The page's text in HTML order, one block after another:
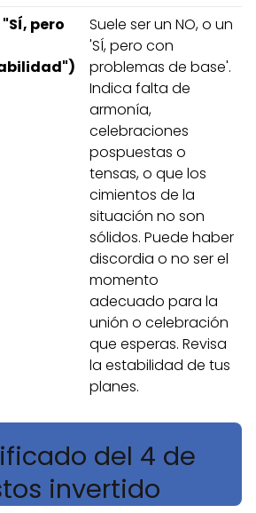
"SÍ, pero
Suele ser un NO, o un
'SÍ, pero con
problemas de base'.
Indica falta de
armonía,
celebraciones
pospuestas o
tensas, o que los
cimientos de la
situación no son
sólidos. Puede haber
discordia o no ser el
momento
adecuado para la
unión o celebración
que esperas. Revisa
la estabilidad de tus
planes.
del 4 de
invertido